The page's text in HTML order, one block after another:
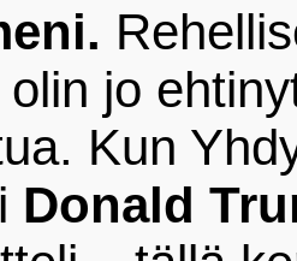
jo
Kun
Donald